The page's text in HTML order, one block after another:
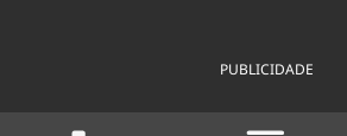
PUBLICIDADE